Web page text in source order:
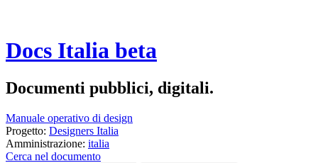
Docs Italia beta
Documenti pubblici, digitali.
Manuale operativo di design
Progetto: Designers Italia
Amministrazione: italia
Cerca nel documento